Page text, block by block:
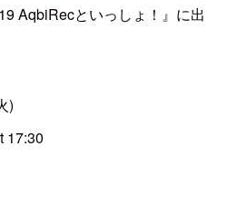
AqbiRecといっしょ！』に出
)
17:30